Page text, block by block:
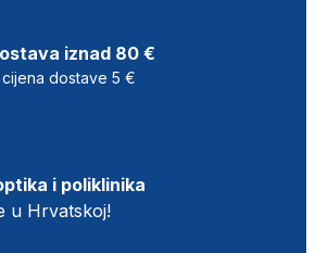
iznad 80 €
dostave 5 €
i poliklinika
u Hrvatskoj!